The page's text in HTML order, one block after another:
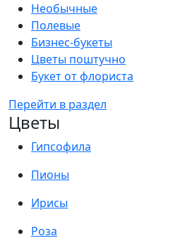
Необычные
Полевые
Бизнес-букеты
Цветы поштучно
Букет от флориста
Перейти в раздел
Цветы
Гипсофила
Пионы
Ирисы
Роза